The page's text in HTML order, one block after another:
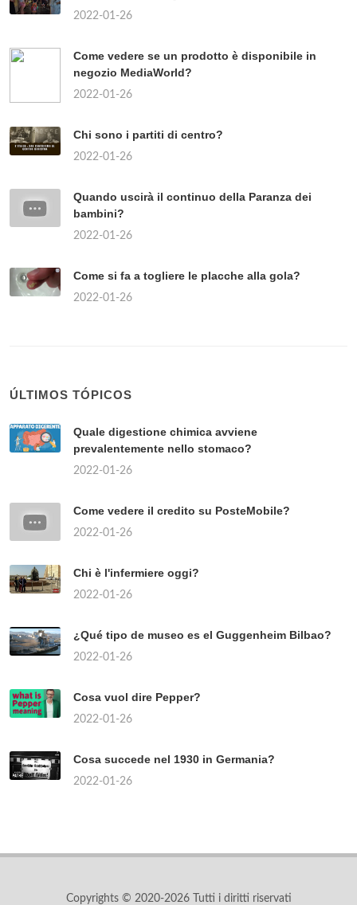
2022-01-26
Come vedere se un prodotto è disponibile in
negozio MediaWorld?
2022-01-26
Chi sono i partiti di centro?
2022-01-26
Quando uscirà il continuo della Paranza dei
bambini?
2022-01-26
Come si fa a togliere le placche alla gola?
2022-01-26
ÚLTIMOS TÓPICOS
Quale digestione chimica avviene
prevalentemente nello stomaco?
2022-01-26
Come vedere il credito su PosteMobile?
2022-01-26
Chi è l'infermiere oggi?
2022-01-26
¿Qué tipo de museo es el Guggenheim Bilbao?
2022-01-26
Cosa vuol dire Pepper?
2022-01-26
Cosa succede nel 1930 in Germania?
2022-01-26
Copyrights © 2020-2026 Tutti i diritti riservati